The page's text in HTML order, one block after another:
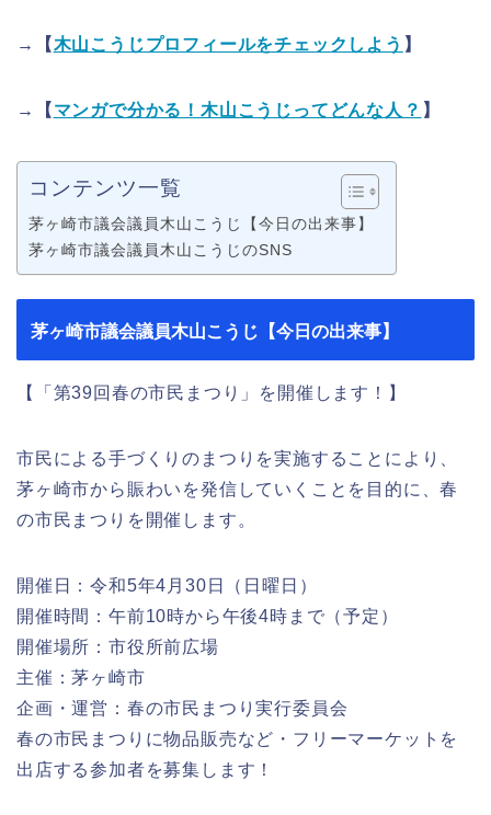
→【木山こうじプロフィールをチェックしよう 】
→【 マンガで分かる！木山こうじってどんな人？ 】
コンテンツ一覧
茅ヶ崎市議会議員木山こうじ【今日の出来事】
茅ヶ崎市議会議員木山こうじのSNS
茅ヶ崎市議会議員木山こうじ【今日の出来事】
【「第39回春の市民まつり」を開催します！】
市民による手づくりのまつりを実施することにより、
茅ヶ崎市から賑わいを発信していくことを目的に、春
の市民まつりを開催します。
開催日：令和5年4月30日（日曜日）
開催時間：午前10時から午後4時まで（予定）
開催場所：市役所前広場
主催：茅ヶ崎市
企画・運営：春の市民まつり実行委員会
春の市民まつりに物品販売など・フリーマーケットを
出店する参加者を募集します！